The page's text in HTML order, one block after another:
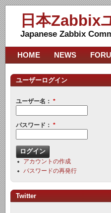
日本Zabbix
Japanese Zabbix
HOME NEWS
ユーザーログイン
ユーザー名： *
パスワード： *
アカウントの作成
パスワードの再発行
Twitter